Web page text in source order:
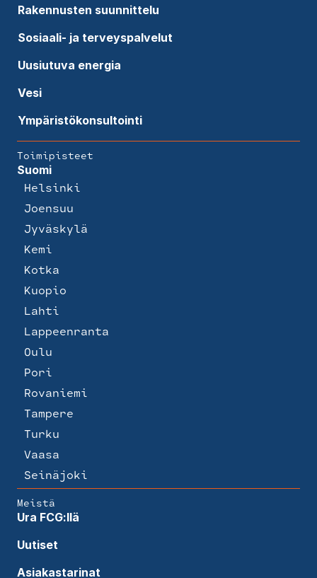
Rakennusten suunnittelu
Sosiaali- ja terveyspalvelut
Uusiutuva energia
Vesi
Ympäristökonsultointi
Toimipisteet
Suomi
Helsinki
Joensuu
Jyväskylä
Kemi
Kotka
Kuopio
Lahti
Lappeenranta
Oulu
Pori
Rovaniemi
Tampere
Turku
Vaasa
Seinäjoki
Meistä
Ura FCG:llä
Uutiset
Asiakastarinat